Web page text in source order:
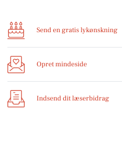
Send en gratis lykønskning
Opret mindeside
Indsend dit læserbidrag